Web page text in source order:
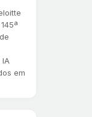
IA
em